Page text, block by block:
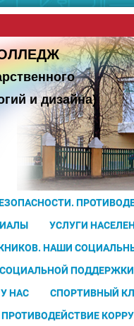
и дизайна)
УСЛУГИ
НАШИ
НАС
СПОРТИВНЫЙ
ПРОТИВОДЕЙСТВИЕ